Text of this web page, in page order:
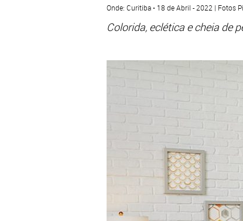
Onde: Curitiba • 18 de Abril - 2022 | Fotos
Colorida, eclética e cheia de